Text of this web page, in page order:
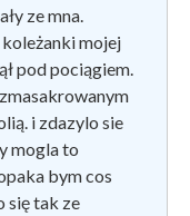
ze mna.
mojej
pod pociągiem.
i zdazylo sie
mogla to
bym cos
się tak ze